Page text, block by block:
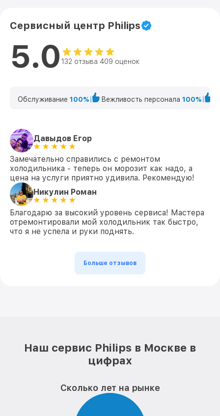
Сервисный центр Philips
5.0 132 отзыва 409 оценок
Обслуживание 100% Вежливость персонала 100%
Давыдов Егор
Замечательно справились с ремонтом
холодильника - теперь он морозит как надо, а
цена на услуги приятно удивила. Рекомендую!
Никулин Роман
Благодарю за высокий уровень сервиса! Мастера
отремонтировали мой холодильник так быстро,
что я не успела и руки поднять.
Больше отзывов
Наш сервис Philips в Москве в
цифрах
Сколько лет на рынке